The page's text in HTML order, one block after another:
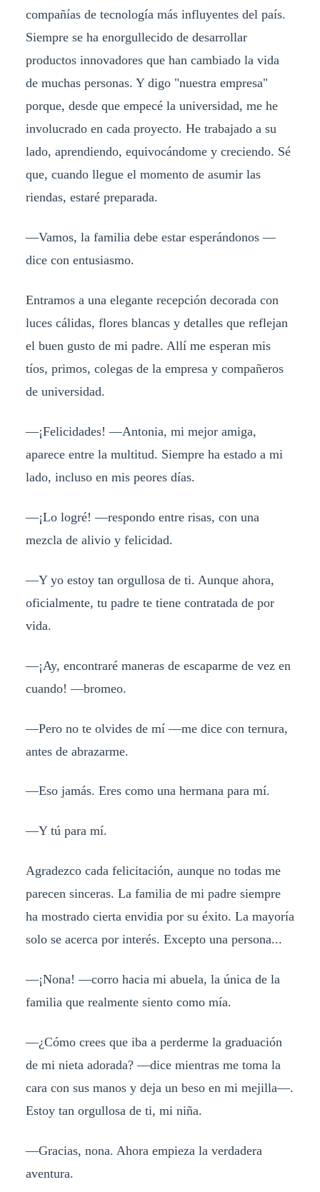
compañías de tecnología más influyentes del país.
Siempre se ha enorgullecido de desarrollar
productos innovadores que han cambiado la vida
de muchas personas. Y digo "nuestra empresa"
porque, desde que empecé la universidad, me he
involucrado en cada proyecto. He trabajado a su
lado, aprendiendo, equivocándome y creciendo. Sé
que, cuando llegue el momento de asumir las
riendas, estaré preparada.
—Vamos, la familia debe estar esperándonos —
dice con entusiasmo.
Entramos a una elegante recepción decorada con
luces cálidas, flores blancas y detalles que reflejan
el buen gusto de mi padre. Allí me esperan mis
tíos, primos, colegas de la empresa y compañeros
de universidad.
—¡Felicidades! —Antonia, mi mejor amiga,
aparece entre la multitud. Siempre ha estado a mi
lado, incluso en mis peores días.
—¡Lo logré! —respondo entre risas, con una
mezcla de alivio y felicidad.
—Y yo estoy tan orgullosa de ti. Aunque ahora,
oficialmente, tu padre te tiene contratada de por
vida.
—¡Ay, encontraré maneras de escaparme de vez en
cuando! —bromeo.
—Pero no te olvides de mí —me dice con ternura,
antes de abrazarme.
—Eso jamás. Eres como una hermana para mí.
—Y tú para mí.
Agradezco cada felicitación, aunque no todas me
parecen sinceras. La familia de mi padre siempre
ha mostrado cierta envidia por su éxito. La mayoría
solo se acerca por interés. Excepto una persona...
—¡Nona! —corro hacia mi abuela, la única de la
familia que realmente siento como mía.
—¿Cómo crees que iba a perderme la graduación
de mi nieta adorada? —dice mientras me toma la
cara con sus manos y deja un beso en mi mejilla—.
Estoy tan orgullosa de ti, mi niña.
—Gracias, nona. Ahora empieza la verdadera
aventura.